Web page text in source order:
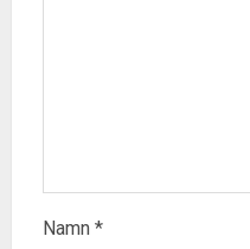
Namn *